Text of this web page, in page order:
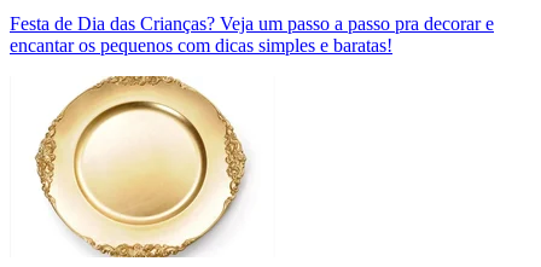
Festa de Dia das Crianças? Veja um passo a passo pra decorar e
encantar os pequenos com dicas simples e baratas!